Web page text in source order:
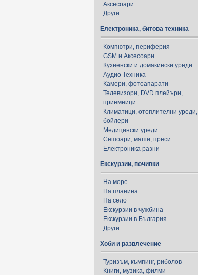
Аксесоари
Други
Електроника, битова техника
Компютри, периферия
GSM и Аксесоари
Кухненски и домакински уреди
Аудио Техника
Камери, фотоапарати
Телевизори, DVD плейъри,
приемници
Климатици, отоплителни уреди,
бойлери
Медицински уреди
Сешоари, маши, преси
Електроника разни
Екскурзии, почивки
На море
На планина
На село
Екскурзии в чужбина
Екскурзии в България
Други
Хоби и развлечение
Туризъм, къмпинг, риболов
Книги, музика, филми